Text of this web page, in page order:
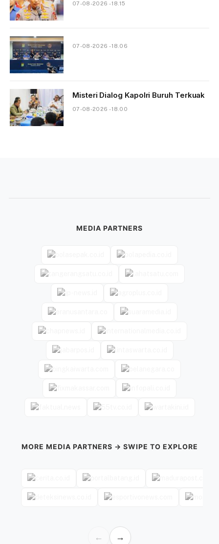
07-08-2026 - 18.15
07-08-2026 - 18.06
Misteri Dialog Kapolri Buruh Terkuak
07-08-2026 - 18.00
MEDIA PARTNERS
MORE MEDIA PARTNERS → SWIPE TO EXPLORE
← →